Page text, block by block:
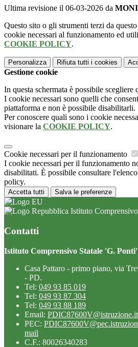
Ultima revisione il 06-03-2026 da
Questo sito o gli strumenti terzi da
cookie necessari al funzionamento ed
COOKIE POLICY.
Personalizza Rifiuta tutti i cookies
Gestione cookie
In questa schermata è possibile scegliere
I cookie necessari sono quelli che
piattaforma e non è possibile disabilitarli.
Per conoscere quali sono i cookie
visionare la COOKIE POLICY.
Cookie necessari per il funzionamento
I cookie necessari per il funzionamento
disabilitati. È possibile consultare
policy.
Accetta tutti Salva le preferenze
Istituto
Contatti
Istituto Comprensivo Statale 'G. Ponti'
Casa Pattaro - primo piano, via
- PD.
Tel: 049 93 85 019
Tel: 049 93 87 304
Tel: 049 93 88 189
Email: PDIC87600V@istruzione.it
PEC:
mail
C.F.: 80026340283